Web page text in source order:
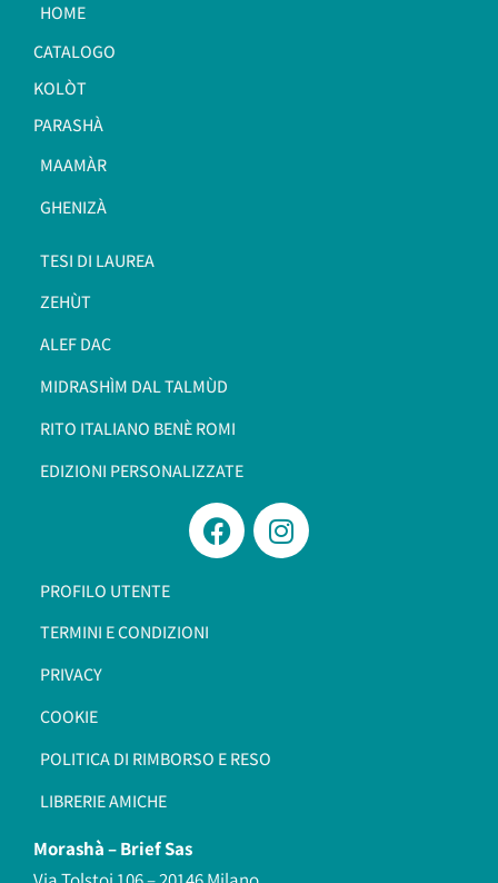
HOME
CATALOGO
KOLÒT
PARASHÀ
MAAMÀR
GHENIZÀ
TESI DI LAUREA
ZEHÙT
ALEF DAC
MIDRASHÌM DAL TALMÙD
RITO ITALIANO BENÈ ROMI​
EDIZIONI PERSONALIZZATE
PROFILO UTENTE
TERMINI E CONDIZIONI
PRIVACY
COOKIE
POLITICA DI RIMBORSO E RESO
LIBRERIE AMICHE
Morashà –Brief Sas